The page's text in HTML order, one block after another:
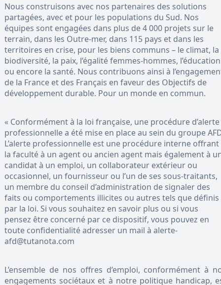
Nous construisons avec nos partenaires des solutions
partagées, avec et pour les populations du Sud. Nos
équipes sont engagées dans plus de 4 000 projets sur le
terrain, dans les Outre-mer, dans 115 pays et dans les
territoires en crise, pour les biens communs – le climat, la
biodiversité, la paix, l’égalité femmes-hommes, l’éducation
ou encore la santé. Nous contribuons ainsi à
de la France et des Français en faveur des Objectifs de
développement durable. Pour un monde en commun.
« Conformément à la loi française, une procédure d’alerte
professionnelle a été mise en place au sein du groupe
L’alerte professionnelle est une procédure interne offrant
la faculté à un agent ou ancien agent mais également à
candidat à un emploi, un collaborateur extérieur ou
occasionnel, un fournisseur ou l’un de ses sous-traitants,
un membre du conseil d’administration de signaler des
faits ou comportements illicites ou autres tels que définis
par la loi. Si vous souhaitez en savoir plus ou si vous
pensez être concerné par ce dispositif, vous pouvez en
toute confidentialité adresser un mail à alerte-
afd@tutanota.com
L’ensemble de nos offres d’emploi, conformément à
engagements sociétaux et à notre politique handicap,